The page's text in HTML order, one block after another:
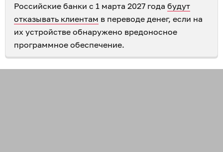
Российские банки с 1 марта 2027 года будут
отказывать клиентам в переводе денег, если на
их устройстве обнаружено вредоносное
программное обеспечение.